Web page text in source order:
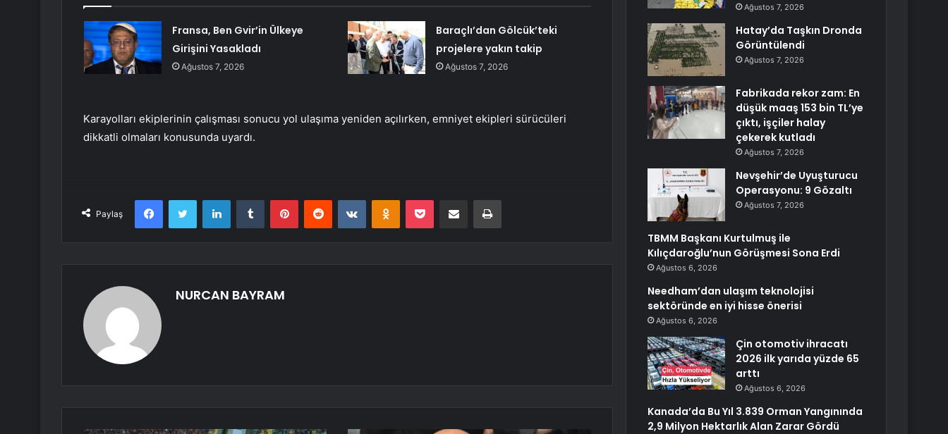
Fransa, Ben Gvir’in Ülkeye
Girişini Yasakladı
Ağustos 7, 2026
Baraçlı’dan Gölcük’teki
projelere yakın takip
Ağustos 7, 2026
Karayolları ekiplerinin çalışması sonucu yol ulaşıma yeniden açılırken, emniyet ekipleri sürücüleri
dikkatli olmaları konusunda uyardı.
Paylaş
FacebookTwitter LinkedInTumblr PinterestReddit VKontakteOdnoklassniki
Pocket E-Posta ile paylaş Yazdır
NURCAN BAYRAM
Ağustos 7, 2026
Hatay’da Taşkın Dronda
Görüntülendi
Ağustos 7, 2026
Fabrikada rekor zam: En
düşük maaş 153 bin TL’ye
çıktı, işçiler halay
çekerek kutladı
Ağustos 7, 2026
Nevşehir’de Uyuşturucu
Operasyonu: 9 Gözaltı
Ağustos 7, 2026
TBMM Başkanı Kurtulmuş ile
Kılıçdaroğlu’nun Görüşmesi Sona Erdi
Ağustos 6, 2026
Needham’dan ulaşım teknolojisi
sektöründe en iyi hisse önerisi
Ağustos 6, 2026
Çin otomotiv ihracatı
2026 ilk yarıda yüzde 65
arttı
Ağustos 6, 2026
Kanada’da Bu Yıl 3.839 Orman Yangınında
2,9 Milyon Hektarlık Alan Zarar Gördü